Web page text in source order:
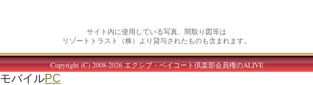
サイト内に使用している写真、間取り図等は
リゾートトラスト（株）より貸与されたものも含まれます。
Copyright (C) 2008-2026エクシブ・ベイコート倶楽部会員権のALIVE
モバイルPC